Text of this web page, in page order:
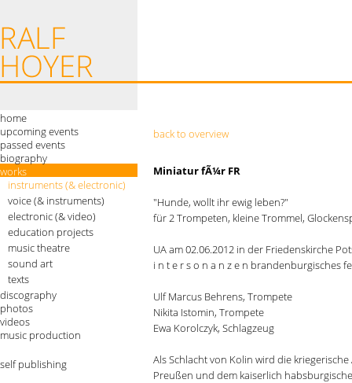
home
upcoming events
passed events
biography
works
instruments (& electronic)
voice (& instruments)
electronic (& video)
education projects
music theatre
sound art
texts
discography
photos
videos
music production
self publishing
back to overview
Miniatur fÃ¼r FR
"Hunde, wollt ihr ewig leben?"
für 2 Trompeten, kleine Trommel,
UA am 02.06.2012 in der Friedenskirche
i n t e r s o n a n z e n brandenburgisches
Ulf Marcus Behrens, Trompete
Nikita Istomin, Trompete
Ewa Korolczyk, Schlagzeug
Als Schlacht von Kolin wird die
Preußen und dem kaiserlich